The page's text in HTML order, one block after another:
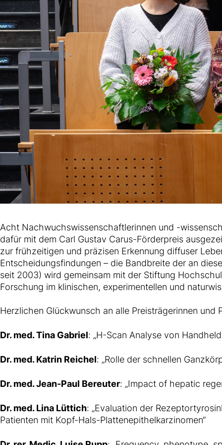
Acht Nachwuchswissenschaftlerinnen und -
dafür mit dem Carl Gustav Carus-Förderpreis
zur frühzeitigen und präzisen Erkennung diffuser
Entscheidungsfindungen – die Bandbreite der an
seit 2003) wird gemeinsam mit der Stiftung
Forschung im klinischen, experimentellen und
Herzlichen Glückwunsch an alle Preisträgerinnen und
Dr. med. Tina Gabriel: „H-Scan Analyse von
Dr. med. Katrin Reichel: „Rolle der schnellen
Dr. med. Jean-Paul Bereuter: „Impact of hepatic
Dr. med. Lina Lüttich: „Evaluation der
Patienten mit Kopf-Hals-Plattenepithelkarzinomen“